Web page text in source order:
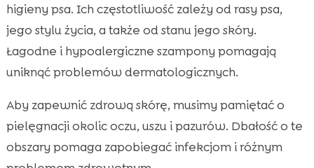
higieny psa. Ich częstotliwość zależy od rasy psa,
jego stylu życia, a także od stanu jego skóry.
Łagodne i hypoalergiczne szampony pomagają
uniknąć problemów dermatologicznych.
Aby zapewnić zdrową skórę, musimy pamiętać o
pielęgnacji okolic oczu, uszu i pazurów. Dbałość o te
obszary pomaga zapobiegać infekcjom i różnym